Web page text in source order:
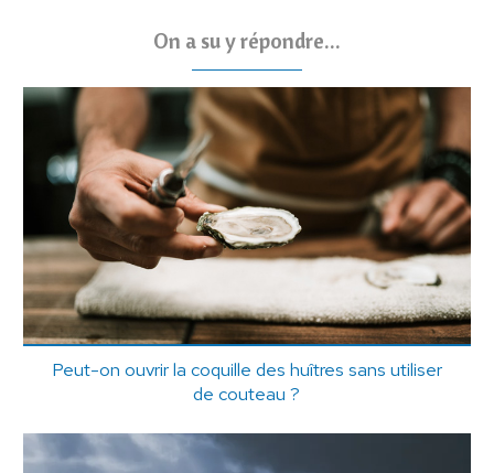
On a su y répondre...
Peut-on ouvrir la coquille des huîtres sans utiliser
de couteau ?